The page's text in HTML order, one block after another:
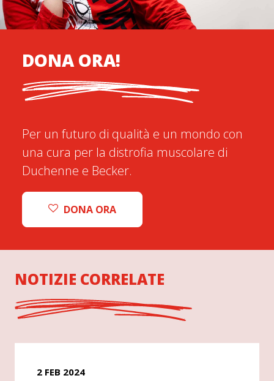
DONA ORA!
Per un futuro di qualità e un mondo con
una cura per la distrofia muscolare di
Duchenne e Becker.
DONA ORA
NOTIZIE CORRELATE
2 FEB 2024